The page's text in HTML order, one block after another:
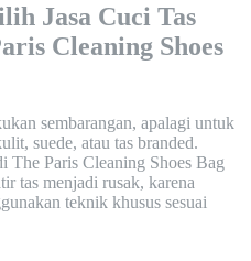
Jasa Cuci Tas
Cleaning Shoes
sembarangan, apalagi untuk
suede, atau tas branded.
The Paris Cleaning Shoes Bag
tas menjadi rusak, karena
teknik khusus sesuai